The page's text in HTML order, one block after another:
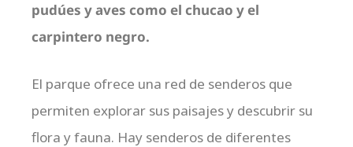
pudúes y aves como el chucao y el
carpintero negro.
El parque ofrece una red de senderos que
permiten explorar sus paisajes y descubrir su
flora y fauna. Hay senderos de diferentes